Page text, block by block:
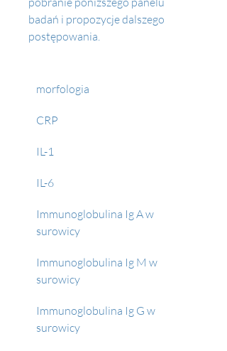
badań i propozycje dalszego
postępowania.
morfologia
CRP
IL-1
IL-6
Immunoglobulina Ig A w
surowicy
Immunoglobulina Ig M w
surowicy
Immunoglobulina Ig G w
surowicy